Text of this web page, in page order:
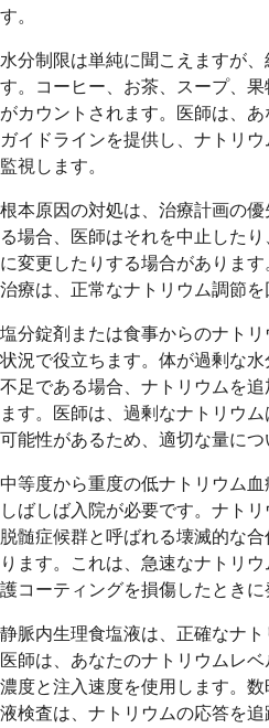
す。
水分制限は単純に聞こえますが
す。コーヒー、お茶、スープ、
がカウントされます。医師は、
ガイドラインを提供し、ナトリ
監視します。
根本原因の対処は、治療計画の
る場合、医師はそれを中止した
に変更したりする場合がありま
治療は、正常なナトリウム調節を
塩分錠剤または食事からのナト
状況で役立ちます。体が過剰な
不足である場合、ナトリウムを
ます。医師は、過剰なナトリウ
可能性があるため、適切な量につ
中等度から重度の低ナトリウム
しばしば入院が必要です。ナト
脱髄症候群と呼ばれる壊滅的な
ります。これは、急速なナトリ
護コーティングを損傷したときに
静脈内生理食塩液は、正確なナト
医師は、あなたのナトリウムレ
濃度と注入速度を使用します。
液検査は、ナトリウムの応答を追